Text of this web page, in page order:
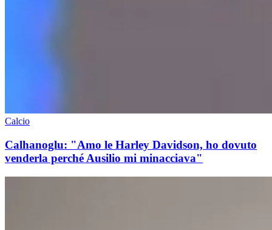
Calcio
Calhanoglu: "Amo le Harley Davidson, ho dovuto
venderla perché Ausilio mi minacciava"